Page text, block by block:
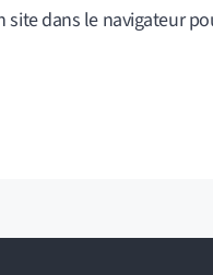
dans le navigateur